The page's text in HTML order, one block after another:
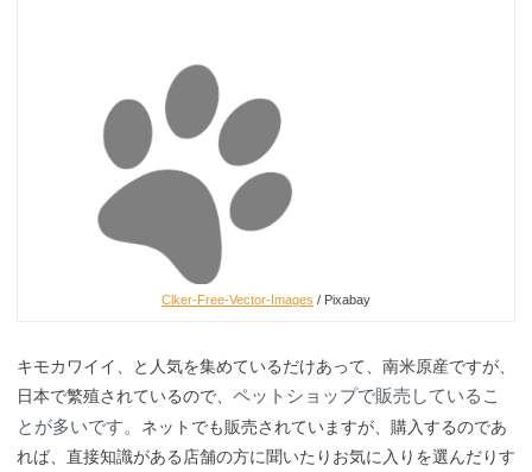
Clker-Free-Vector-Images / Pixabay
キモカワイイ、と人気を集めているだけあって、南米原産ですが、
日本で繁殖されているので、 ペットショップで販売しているこ
とが多いです。 ネットでも販売されていますが、購入するのであ
れば、直接知識がある店舗の方に聞いたりお気に入りを選んだりす